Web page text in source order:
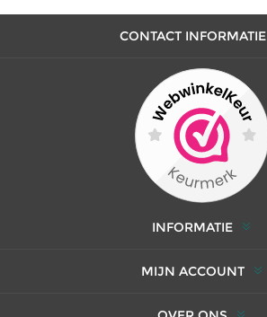
CONTACT INFORMATIE
INFORMATIE
MIJN ACCOUNT